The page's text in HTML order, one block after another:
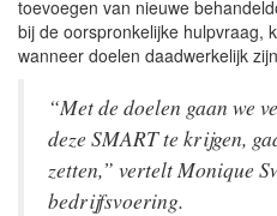
toevoegen van nieuwe
bij de oorspronkelijke hulpvraag,
wanneer doelen daadwerkelijk
“Met de doelen gaan we
deze SMART te krijgen,
zetten,” vertelt Monique
bedrijfsvoering.